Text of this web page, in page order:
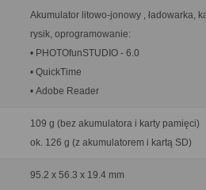
Akumulator litowo-jonowy , ładowarka,
rysik, oprogramowanie:
• PHOTOfunSTUDIO - 6.0
• QuickTime
• Adobe Reader
109 g (bez akumulatora i karty pamięci)
ok. 126 g (z akumulatorem i kartą SD)
95.2 x 56.3 x 19.4 mm